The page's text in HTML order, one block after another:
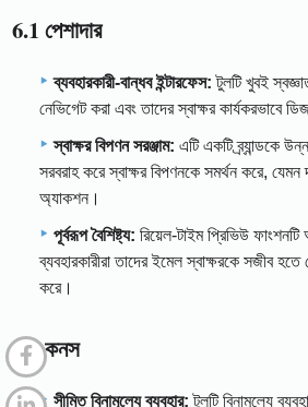
6.1 পেশাদার
ব্যবহারকারী-বান্ধব ইন্টারফেস: টুলটি খুবই
নেভিগেট করা এবং তাদের স্বাক্ষর কার্যকরভাবে
স্বাক্ষর বিপণন সরঞ্জাম: এটি একটি ব্র্যান্ডকে
সরবরাহ করে স্বাক্ষর বিপণনকে সমর্থন করে,
অ্যাকশন।
পূর্বরূপ বৈশিষ্ট্য: রিয়েল-টাইম প্রিভিউ
ব্যবহারকারীরা তাদের ইমেল স্বাক্ষরকে সজীব হতে
করে।
6.2 কনস
সীমিত বিনামূল্যে ব্যবহার: টুলটি বিনামূল্যে